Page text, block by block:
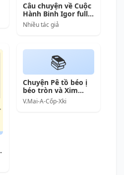
Câu chuyện về Cuộc
Hành Binh Igor full
prc pdf epub azw3
[Thơ]
Nhiều tác giả
📚
Chuyện Pê tồ béo ị
béo tròn và Xim
mảnh dẻ dáng thon
thon
V.Mai-A-Cốp-Xki